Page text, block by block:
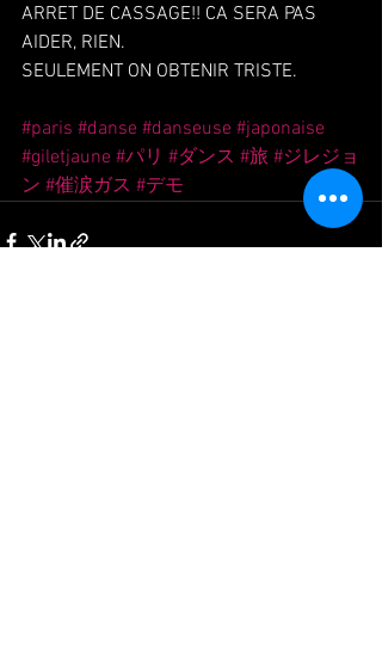
ARRET DE CASSAGE!! CA SERA PAS
AIDER, RIEN.
SEULEMENT ON OBTENIR TRISTE.
#paris #danse #danseuse #japonaise
#giletjaune #パリ #ダンス #旅 #ジレジョ
ン #催涙ガス #デモ